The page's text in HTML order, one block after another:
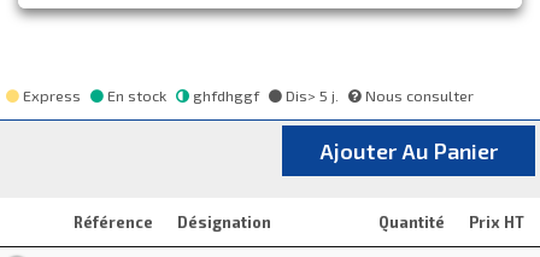
Express En stock ghfdhggf Dis> 5 j. Nous consulter
Ajouter Au Panier
Référence Désignation Quantité Prix HT